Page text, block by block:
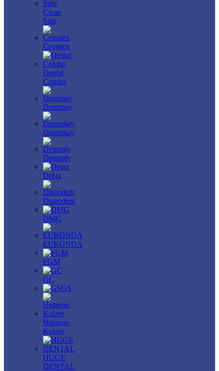
Clean
Safe
Crosstex
Dental
Combo
Dentspay
Dentsplay
Dentsply
Detax
Dispodent
DMG
EURONDA
FGM
GC
GS
Heraeus-
Kulzer
HUGE
DENTAL